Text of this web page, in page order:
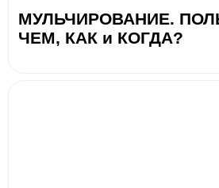
МУЛЬЧИРОВАНИЕ.
ЧЕМ, КАК и КОГДА?